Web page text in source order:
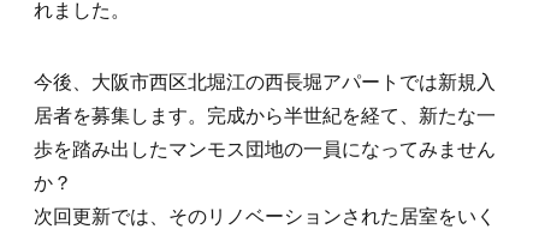
れました。
今後、大阪市西区北堀江の西長堀アパートでは新規入
居者を募集します。完成から半世紀を経て、新たな一
歩を踏み出したマンモス団地の一員になってみません
か？
次回更新では、そのリノベーションされた居室をいく